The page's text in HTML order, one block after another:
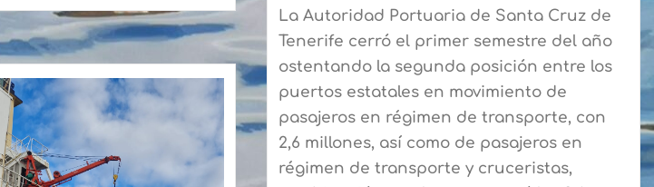
expertos
del
sector
La Autoridad Portuaria de Santa Cruz de
Tenerife cerró el primer semestre del año
ostentando la segunda posición entre los
puertos estatales en movimiento de
pasajeros en régimen de transporte, con
2,6 millones, así como de pasajeros en
régimen de transporte y cruceristas,